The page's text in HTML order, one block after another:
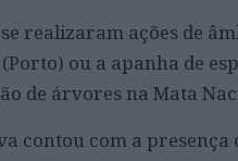
realizaram ações de
ou a apanha de
de árvores na Mata
contou com a presença